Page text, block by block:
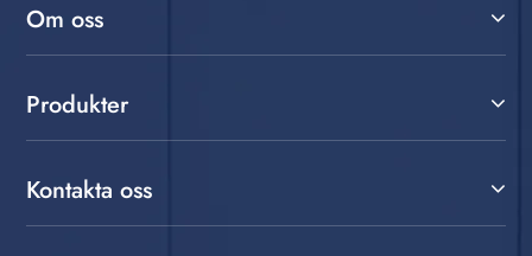
Om oss
Produkter
Kontakta oss